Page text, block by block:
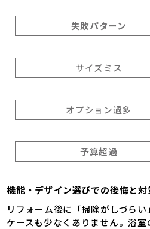
失敗パターン
サイズミス
オプション過多
予算超過
機能・デザイン選びでの後悔と対
リフォーム後に「掃除がしづら
ケースも少なくありません。浴